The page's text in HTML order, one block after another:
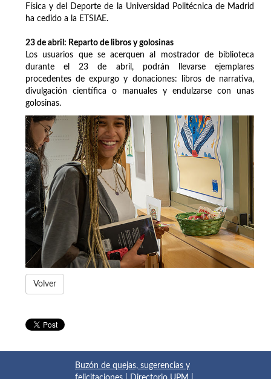
Física y del Deporte de la Universidad Politécnica de Madrid
ha cedido a la ETSIAE.
23 de abril: Reparto de libros y golosinas
Los usuarios que se acerquen al mostrador de biblioteca
durante el 23 de abril, podrán llevarse ejemplares
procedentes de expurgo y donaciones: libros de narrativa,
divulgación científica o manuales y endulzarse con unas
golosinas.
Volver
Buzón de quejas, sugerencias y